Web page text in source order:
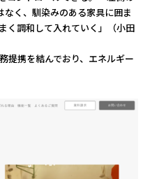
く、馴染みのある家具に囲ま
く調和して入れていく」（小田
提携を結んでおり、エネルギー